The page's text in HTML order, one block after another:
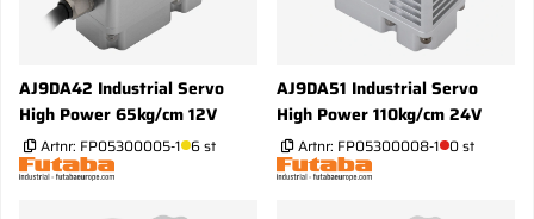
AJ9DA42 Industrial Servo
High Power 65kg/cm 12V
Artnr: FP05300005-1 6 st
AJ9DA51 Industrial Servo
High Power 110kg/cm 24V
Artnr: FP05300008-1 0 st